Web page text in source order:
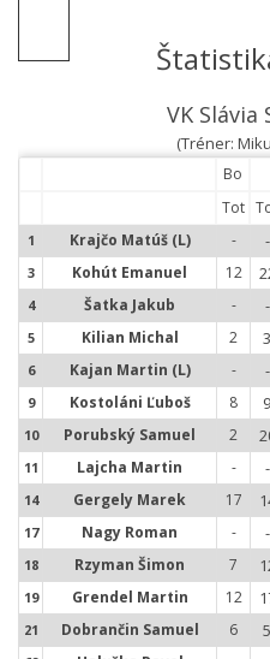
VK Slávia
(Tréner:
Bo
Tot
1 Krajčo Matúš (L) - -
3 Kohút Emanuel 12
4 Šatka Jakub - -
5 Kilian Michal 2 3
6 Kajan Martin (L) - -
9 Kostoláni Ľuboš 8 9
10 Porubský Samuel 2
11 Lajcha Martin - -
14 Gergely Marek 17
17 Nagy Roman - -
18 Rzyman Šimon 7
19 Grendel Martin 12
21 Dobrančin Samuel 6 5